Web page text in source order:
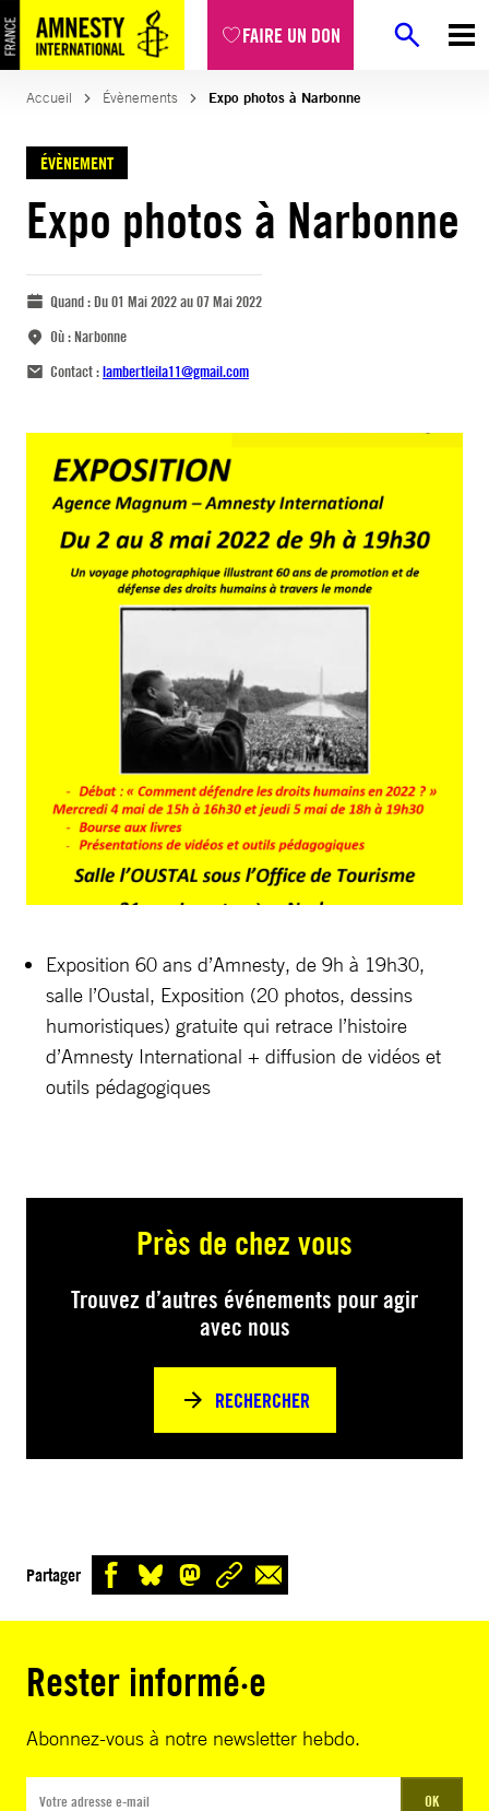
FAIRE UN DON
Accueil Évènements Expo photos à Narbonne
ÉVÈNEMENT
Expo photos à Narbonne
Quand :Du 01 Mai 2022 au 07 Mai 2022
Où :Narbonne
Contact :lambertleila11@gmail.com
Exposition 60 ans d’Amnesty, de 9h à 19h30,
salle l’Oustal, Exposition (20 photos, dessins
humoristiques) gratuite qui retrace l’histoire
d’Amnesty International + diffusion de vidéos et
outils pédagogiques
Près de chez vous
Trouvez d’autres événements pour agir
avec nous
RECHERCHER
Partager
Rester informé·e
Abonnez-vous à notre newsletter hebdo.
OK